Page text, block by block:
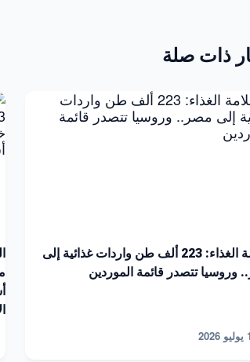
ذات صلة
سلامة الغذاء: 223 ألف طن واردات غذائية إلى
وروسيا تتصدر قائمة الموردين